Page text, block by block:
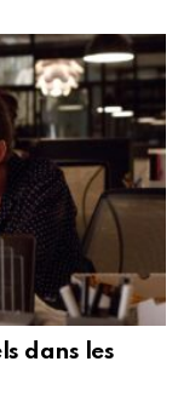
dans les